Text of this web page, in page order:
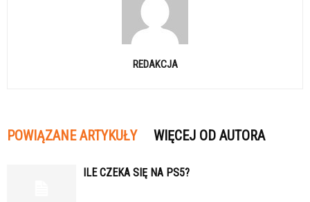
REDAKCJA
POWIĄZANE ARTYKUŁY WIĘCEJ OD AUTORA
ILE CZEKA SIĘ NA PS5?